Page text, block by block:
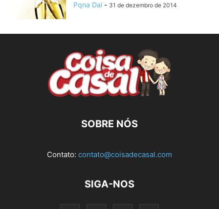
Pqna Dai - 31 de dezembro de 2014
SOBRE NÓS
Contato: contato@coisadecasal.com
SIGA-NOS